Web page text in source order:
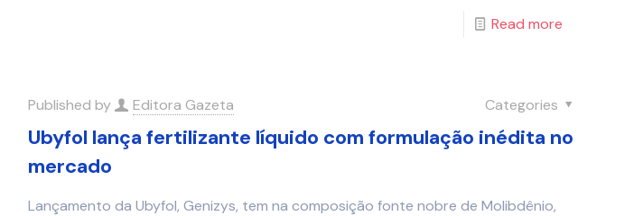
Read more
Published by Editora Gazeta Categories
Ubyfol lança fertilizante líquido com formulação inédita no
mercado
Lançamento da Ubyfol, Genizys, tem na composição fonte nobre de Molibdênio,